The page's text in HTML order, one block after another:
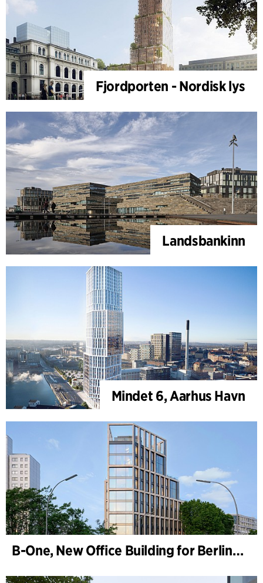
Fjordporten - Nordisk lys
Landsbankinn
Mindet 6, Aarhus Havn
B-One, New Office Building for Berlin Hyp